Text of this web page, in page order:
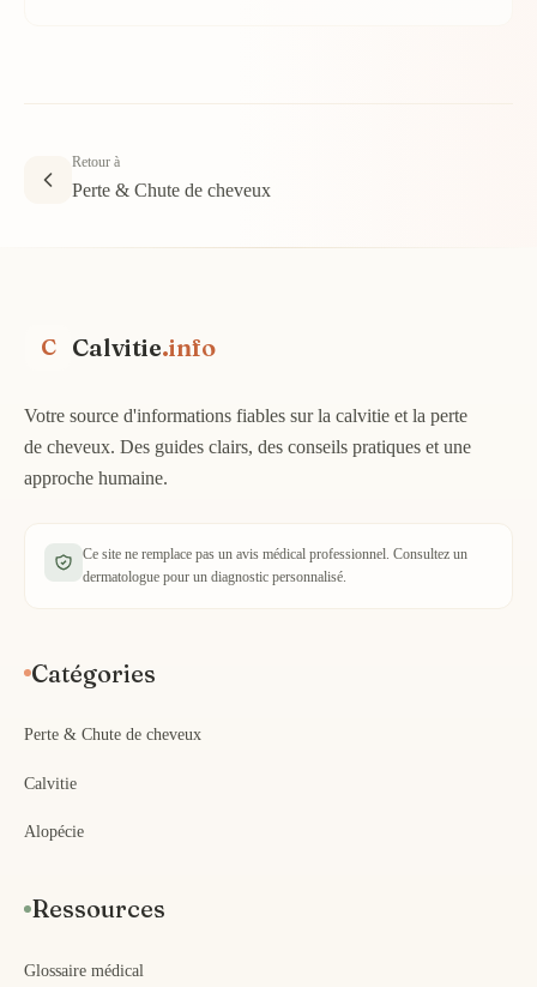
Retour à
Perte & Chute de cheveux
C Calvitie.info
Votre source d'informations fiables sur la calvitie et la perte
de cheveux. Des guides clairs, des conseils pratiques et une
approche humaine.
Ce site ne remplace pas un avis médical professionnel. Consultez un
dermatologue pour un diagnostic personnalisé.
Catégories
Perte & Chute de cheveux
Calvitie
Alopécie
Ressources
Glossaire médical